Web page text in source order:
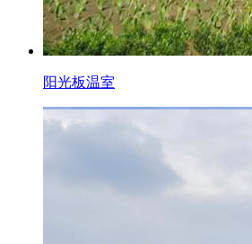
阳光板温室